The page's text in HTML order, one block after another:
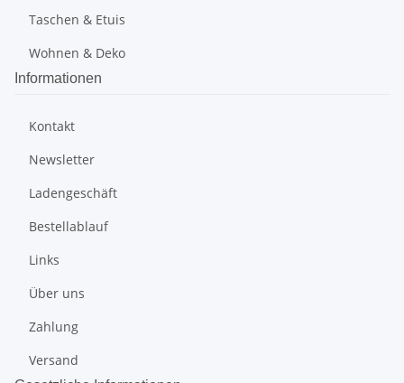
Taschen & Etuis
Wohnen & Deko
Informationen
Kontakt
Newsletter
Ladengeschäft
Bestellablauf
Links
Über uns
Zahlung
Versand